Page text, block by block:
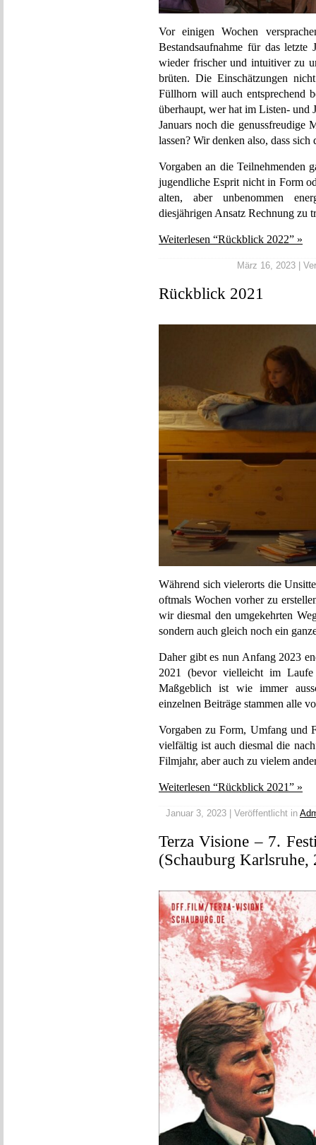
Vor einigen Wochen
Bestandsaufnahme für das
wieder frischer und intuitiver zu
brüten. Die Einschätzungen
Füllhorn will auch entsprechend
überhaupt, wer hat im Listen- und
Januars noch die genussfreudige
lassen? Wir denken also, dass
Vorgaben an die Teilnehmenden
jugendliche Esprit nicht in Form
alten, aber unbenommen
diesjährigen Ansatz Rechnung zu
Weiterlesen “Rückblick 2022” »
März 16, 2023 |
Rückblick 2021
Während sich vielerorts die
oftmals Wochen vorher zu
wir diesmal den umgekehrten
sondern auch gleich noch ein
Daher gibt es nun Anfang 2023
2021 (bevor vielleicht im
Maßgeblich ist wie immer
einzelnen Beiträge stammen alle
Vorgaben zu Form, Umfang und
vielfältig ist auch diesmal die
Filmjahr, aber auch zu vielem
Weiterlesen “Rückblick 2021” »
Januar 3, 2023 | Veröffentlicht in
Terza Visione – 7.
(Schauburg